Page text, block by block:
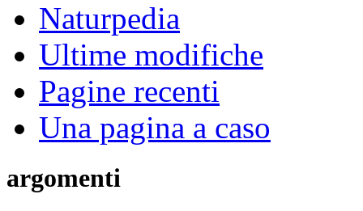
Naturpedia
Ultime modifiche
Pagine recenti
Una pagina a caso
argomenti